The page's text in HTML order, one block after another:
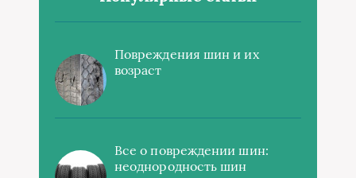
Повреждения шин и их
возраст
Все о повреждении шин:
неоднородность шин